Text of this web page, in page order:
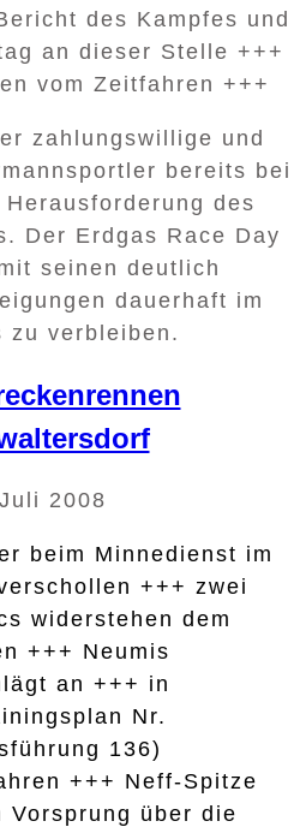
des Kampfes und
an dieser Stelle +++
vom Zeitfahren +++
zahlungswillige und
bereits bei
des
Der Erdgas Race Day
seinen deutlich
dauerhaft im
zu verbleiben.
2008
beim Minnedienst im
+++ zwei
widerstehen dem
+++ Neumis
an +++ in
Nr.
136)
+++ Neff-Spitze
Vorsprung über die